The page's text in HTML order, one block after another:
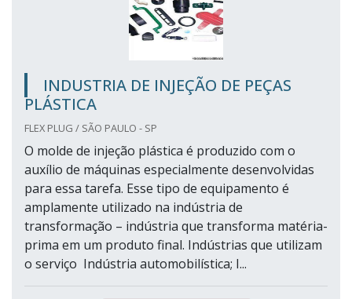
INDUSTRIA DE INJEÇÃO DE PEÇAS
PLÁSTICA
FLEX PLUG / SÃO PAULO - SP
O molde de injeção plástica é produzido com o
auxílio de máquinas especialmente desenvolvidas
para essa tarefa. Esse tipo de equipamento é
amplamente utilizado na indústria de
transformação – indústria que transforma matéria-
prima em um produto final. Indústrias que utilizam
o serviço Indústria automobilística; I...